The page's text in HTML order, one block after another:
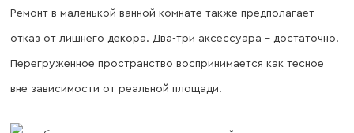
Ремонт в маленькой ванной комнате также предполагает
отказ от лишнего декора. Два-три аксессуара – достаточно.
Перегруженное пространство воспринимается как тесное
вне зависимости от реальной площади.